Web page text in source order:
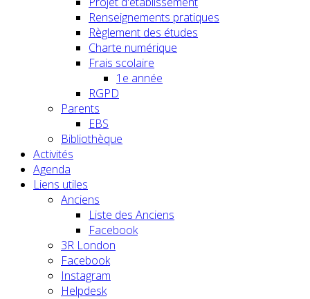
Renseignements pratiques
Règlement des études
Charte numérique
Frais scolaire
1e année
RGPD
Parents
EBS
Bibliothèque
Activités
Agenda
Liens utiles
Anciens
Liste des Anciens
Facebook
3R London
Facebook
Instagram
Helpdesk